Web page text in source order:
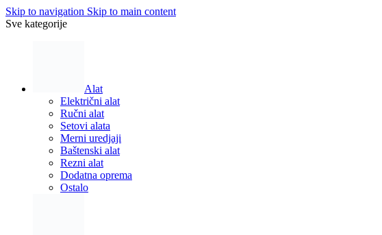
Skip to navigation Skip to main content
Sve kategorije
Alat
Električni alat
Ručni alat
Setovi alata
Merni uredjaji
Baštenski alat
Rezni alat
Dodatna oprema
Ostalo